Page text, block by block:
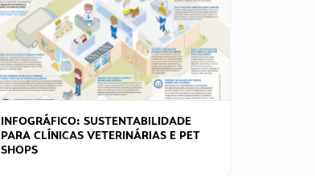
INFOGRÁFICO: SUSTENTABILIDADE
PARA CLÍNICAS VETERINÁRIAS E PET
SHOPS